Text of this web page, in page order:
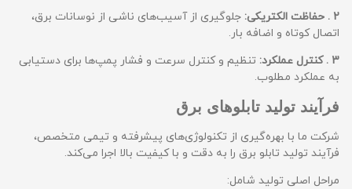
2 . حفاظت الکتریکی: جلوگیری از آسیب‌های ناشی از نوسانات برق،
اتصال کوتاه و اضافه بار.
3 . کنترل عملکرد: تنظیم و کنترل سرعت و فشار پمپ‌ها برای دستیابی
به عملکرد مطلوب.
فرآیند تولید تابلوهای برق
شرکت ما با بهره‌گیری از تکنولوژی‌های پیشرفته و تیمی متخصص،
فرآیند تولید تابلو برق را به دقت و با کیفیت بالا اجرا می‌کند.
مراحل اصلی تولید شامل: